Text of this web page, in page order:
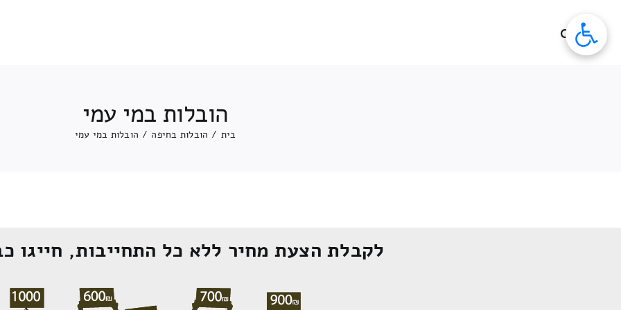
הובלות במי עמי
בית / הובלות בחיפה / הובלות במי עמי
לקבלת הצעת מחיר ללא כל התחייבות, חייגו